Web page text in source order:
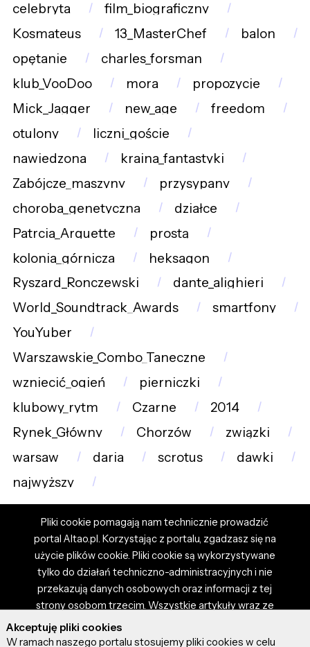
celebryta
film_biograficzny
Kosmateus
13_MasterChef
balon
opętanie
charles_forsman
klub_VooDoo
mora
propozycje
Mick_Jagger
new_age
freedom
otulony
liczni_goście
nawiedzona
kraina_fantastyki
Zabójcze_maszyny
przysypany
choroba_genetyczna
działce
Patrcia_Arquette
prostą
kolonia_górnicza
heksagon
Ryszard_Ronczewski
dante_alighieri
World_Soundtrack_Awards
smartfony
YouYuber
Warszawskie_Combo_Taneczne
wzniecić_ogień
pierniczki
klubowy_rytm
Czarne
2014
Rynek_Główny
Chorzów
związki
warsaw
daria scrotus
dawki
najwyższy
Pliki cookie pomagają nam technicznie prowadzić
portal Altao.pl. Korzystając z portalu, zgadzasz się na
użycie plików cookie. Pliki cookie są wykorzystywane
tylko do działań techniczno-administracyjnych i nie
przekazują danych osobowych oraz informacji z tej
strony osobom trzecim. Wszystkie artykuły wraz ze
zdjęciami i materiałami dostępnymi na portalu są
własnością użytkowników. Administrator i właściciel
Akceptuję pliki cookies
W ramach naszego portalu stosujemy pliki cookies w celu